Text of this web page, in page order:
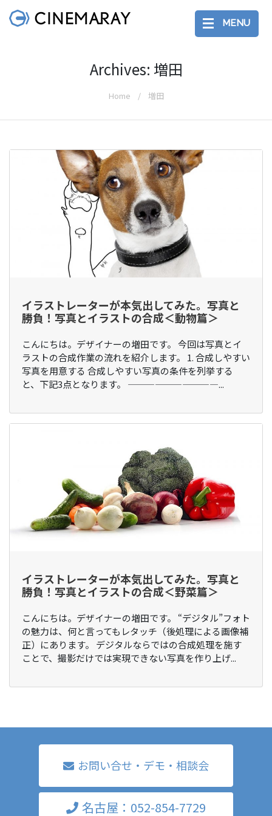
MENU
Archives: 増田
Home 増田
イラストレーターが本気出してみた。写真と
勝負！写真とイラストの合成＜動物篇＞
こんにちは。デザイナーの増田です。 今回は写真とイ
ラストの合成作業の流れを紹介します。 1. 合成しやすい
写真を用意する 合成しやすい写真の条件を列挙する
と、下記3点となります。 ——————————...
イラストレーターが本気出してみた。写真と
勝負！写真とイラストの合成＜野菜篇＞
こんにちは。デザイナーの増田です。 “デジタル”フォト
の魅力は、何と言ってもレタッチ（後処理による画像補
正）にあります。 デジタルならではの合成処理を施す
ことで、撮影だけでは実現できない写真を作り上げ...
お問い合せ・デモ・相談会
名古屋：052-854-7729